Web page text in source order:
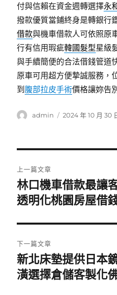
付與信賴在資金週轉選擇永
撥款優質當鋪終身是轉銀行
借款與機車借款人可依照原
行有信用瑕疵韓國髮型星級
與手續簡便的合法借錢管道
原車可用超方便摯誠服務，
到 腹部拉皮手術價格讓妳告
作
admin
發
2024 年 10 月 30
章
導
覽
上一篇文章
上
一
文
章:
林口機車借款最讓
透明化桃園房屋借
下一篇文章
下
一
新北床墊提供日本
潢選擇倉儲客製化